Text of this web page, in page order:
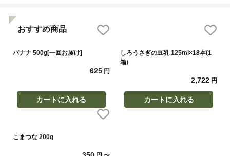
おすすめ商品
バナナ 500g[一回お届け]
625円
カートに入れる
しろうさぎの豆乳 125ml×18本(1
箱)
2,722 円
カートに入れる
こまつな 200g